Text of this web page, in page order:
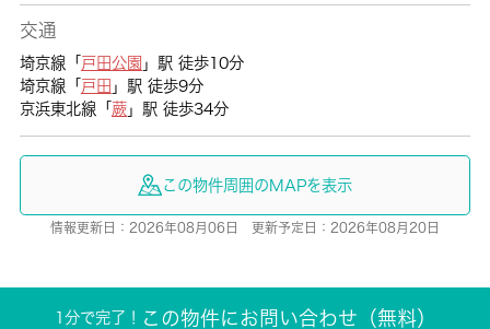
交通
埼京線「 戸田公園 」駅 徒歩10分
埼京線「 戸田 」駅 徒歩9分
京浜東北線「 蕨」駅 徒歩34分
この物件周囲のMAPを表示
情報更新日：2026年08月06日 更新予定日：2026年08月20日
1分で完了！ この物件にお問い合わせ（無料）